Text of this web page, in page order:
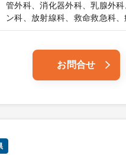
管外科、消化器外科、乳腺外
ン科、放射線科、救命救急科
お問合せ